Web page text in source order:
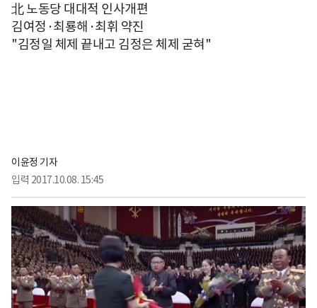
北 노동당 대대적 인사개편
김여정·최룡해·최휘 약진
"김정일 체제 끝내고 김정은 체제 굳혀"
이윤정 기자
입력 2017.10.08. 15:45